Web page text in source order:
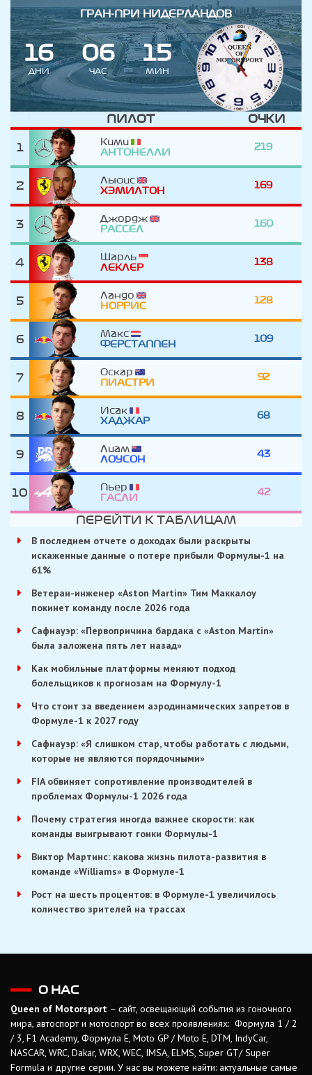
ГРАН-ПРИ НИДЕРЛАНДОВ
16
ДНИ
06
ЧАС
14
МИН
ПИЛОТ ОЧКИ
1
Кими
АНТОНЕЛЛИ
219
2
Льюис
ХЭМИЛТОН
169
3
Джордж
РАССЕЛ
160
4
Шарль
ЛЕКЛЕР
138
5
Ландо
НОРРИС
128
6
Макс
ФЕРСТАППЕН
109
7
Оскар
ПИАСТРИ
92
8
Исак
ХАДЖАР
68
9
Лиам
ЛОУСОН
43
10
Пьер
ГАСЛИ
42
ПЕРЕЙТИ К ТАБЛИЦАМ
В последнем отчете о доходах были раскрыты
искаженные данные о потере прибыли Формулы-1 на
61%
Ветеран-инженер «Aston Martin» Тим Маккалоу
покинет команду после 2026 года
Сафнауэр: «Первопричина бардака с «Aston Martin»
была заложена пять лет назад»
Как мобильные платформы меняют подход
болельщиков к прогнозам на Формулу-1
Что стоит за введением аэродинамических запретов в
Формуле-1 к 2027 году
Сафнауэр: «Я слишком стар, чтобы работать с людьми,
которые не являются порядочными»
FIA обвиняет сопротивление производителей в
проблемах Формулы-1 2026 года
Почему стратегия иногда важнее скорости: как
команды выигрывают гонки Формулы-1
Виктор Мартинс: какова жизнь пилота-развития в
команде «Williams» в Формуле-1
Рост на шесть процентов: в Формуле-1 увеличилось
количество зрителей на трассах
О НАС
Queen of Motorsport – сайт, освещающий события из гоночного
мира, автоспорт и мотоспорт во всех проявлениях: Формула 1 / 2
/ 3, F1 Academy, Формула Е, Moto GP / Moto E, DTM, IndyCar,
NASCAR, WRC, Dakar, WRX, WEC, IMSA, ELMS, Super GT/ Super
Formula и другие серии. У нас вы можете найти: актуальные самые